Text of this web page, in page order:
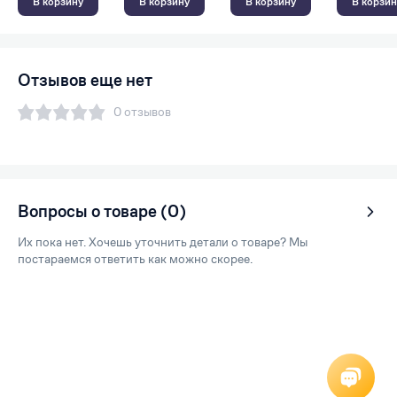
Отзывов еще нет
0 отзывов
Вопросы о товаре (0)
Их пока нет. Хочешь уточнить детали о товаре? Мы
постараемся ответить как можно скорее.